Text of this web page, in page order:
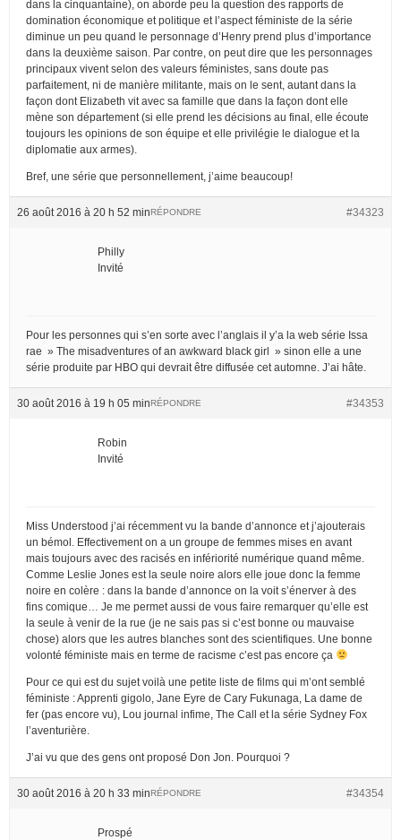
dans la cinquantaine), on aborde peu la question des rapports de
domination économique et politique et l’aspect féministe de la série
diminue un peu quand le personnage d’Henry prend plus d’importance
dans la deuxième saison. Par contre, on peut dire que les personnages
principaux vivent selon des valeurs féministes, sans doute pas
parfaitement, ni de manière militante, mais on le sent, autant dans la
façon dont Elizabeth vit avec sa famille que dans la façon dont elle
mène son département (si elle prend les décisions au final, elle écoute
toujours les opinions de son équipe et elle privilégie le dialogue et la
diplomatie aux armes).
Bref, une série que personnellement, j’aime beaucoup!
26 août 2016 à 20 h 52 min #34323
RÉPONDRE
Philly
Invité
Pour les personnes qui s’en sorte avec l’anglais il y’a la web série Issa
rae » The misadventures of an awkward black girl » sinon elle a une
série produite par HBO qui devrait être diffusée cet automne. J’ai hâte.
30 août 2016 à 19 h 05 min #34353
RÉPONDRE
Robin
Invité
Miss Understood j’ai récemment vu la bande d’annonce et j’ajouterais
un bémol. Effectivement on a un groupe de femmes mises en avant
mais toujours avec des racisés en infériorité numérique quand même.
Comme Leslie Jones est la seule noire alors elle joue donc la femme
noire en colère : dans la bande d’annonce on la voit s’énerver à des
fins comique… Je me permet aussi de vous faire remarquer qu’elle est
la seule à venir de la rue (je ne sais pas si c’est bonne ou mauvaise
chose) alors que les autres blanches sont des scientifiques. Une bonne
volonté féministe mais en terme de racisme c’est pas encore ça
Pour ce qui est du sujet voilà une petite liste de films qui m’ont semblé
féministe : Apprenti gigolo, Jane Eyre de Cary Fukunaga, La dame de
fer (pas encore vu), Lou journal infime, The Call et la série Sydney Fox
l’aventurière.
J’ai vu que des gens ont proposé Don Jon. Pourquoi ?
30 août 2016 à 20 h 33 min #34354
RÉPONDRE
Prospé